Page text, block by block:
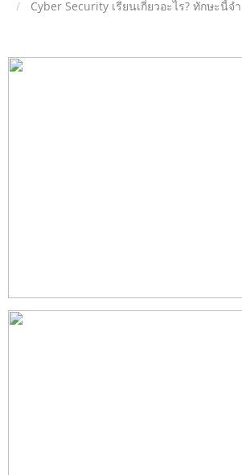
Cyber Security เรียนเกี่ยวอะไร? ทักษะนี้จ